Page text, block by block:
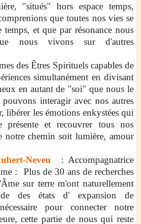
"situés" hors espace temps,
que toutes nos vies se
temps, et que par résonance nous
nous vivons sur d'autres
des Êtres Spirituels capables de
simultanément en divisant
en autant de "soi" que nous le
interagir avec nos autres
libérer les émotions enkystées qui
présente et recouvrer tous nos
notre chemin soit lumière, amour
Neveu : Accompagnatrice
: Plus de 30 ans de recherches
sur terre m'ont naturellement
des états d' expansion de
pour connecter notre
cette partie de nous qui reste